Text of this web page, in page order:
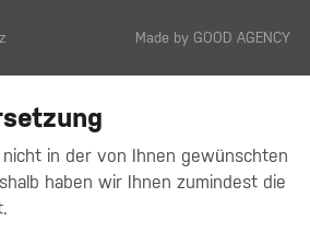
Made by GOOD AGENCY
in der von Ihnen gewünschten
haben wir Ihnen zumindest die